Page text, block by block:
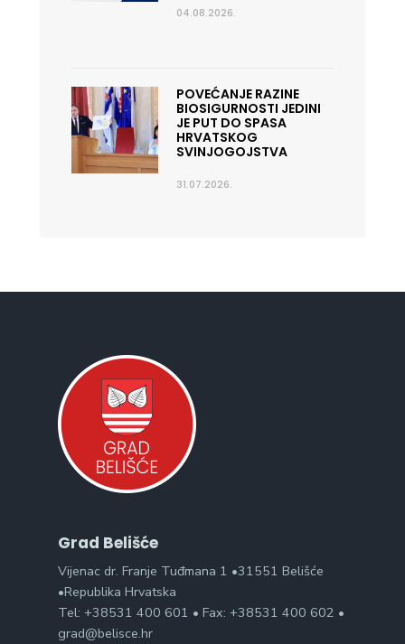
04.08.2026.
POVEĆANJE RAZINE
BIOSIGURNOSTI JEDINI
JE PUT DO SPASA
HRVATSKOG
SVINJOGOJSTVA
31.07.2026.
Grad Belišće
Vijenac dr. Franje Tuđmana 1 •31551 Belišće
•Republika Hrvatska
Tel: +38531 400 601 • Fax: +38531 400 602 •
grad@belisce.hr